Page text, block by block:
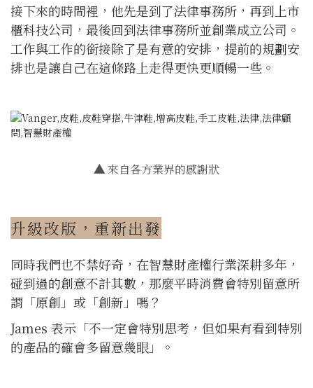
接下來的時間裡，他先是到了法律事務所，再到上市
櫃科技公司，最後回到法律事務所並創業成立公司。
工作與工作的銜接除了是有意的安排，提前的規劃安
排也是讓自己在這條路上走得更快更順暢一些。
▲來自各方業界的感謝狀
升級改版，重新出發
同時我們也不禁好奇，在智慧財產權行業深耕多年，
碰到過的創意不計其數，那麼平時消費會特別留意所
謂「原創」或「創新」嗎？
James 表示「不一定會特別思考，但如果有看到特別
的產品的確會多留意幾眼」。